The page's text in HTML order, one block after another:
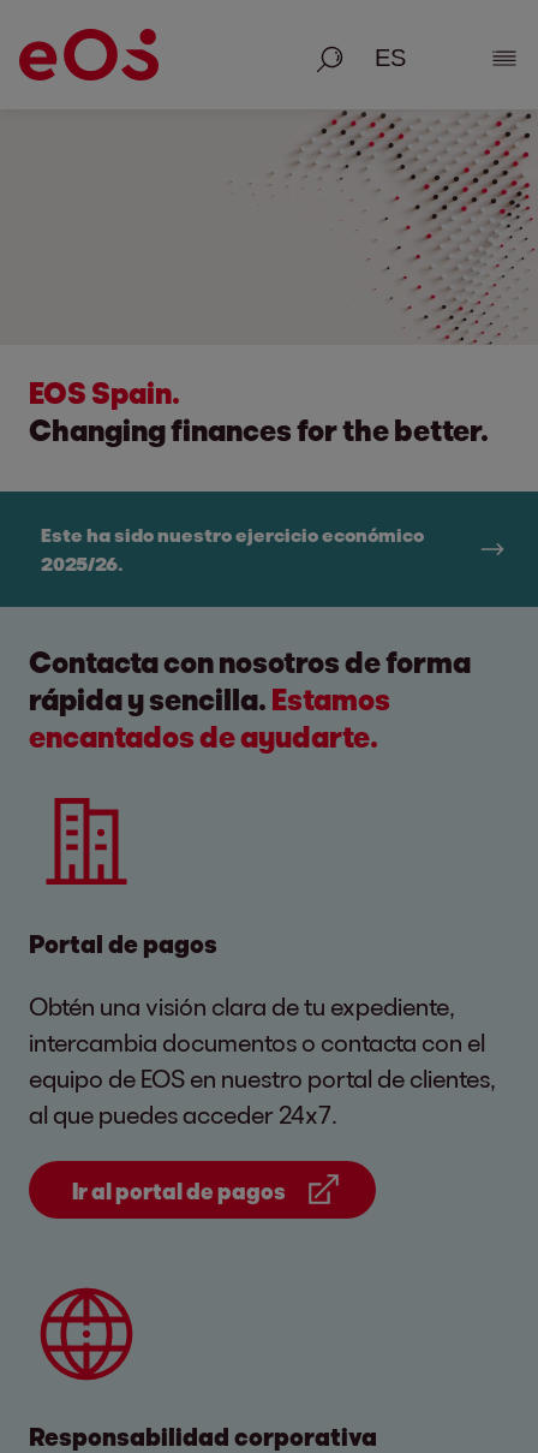
Busque en
EOS Spain.
Changing finances for the better.
Este ha sido nuestro ejercicio económico
2025/26.
Contacta con nosotros de forma
rápida y sencilla. Estamos
encantados de ayudarte.
Portal de pagos
Obtén una visión clara de tu expediente,
intercambia documentos o contacta con el
equipo de EOS en nuestro portal de clientes,
al que puedes acceder 24x7.
Ir al portal de pagos
Responsabilidad corporativa